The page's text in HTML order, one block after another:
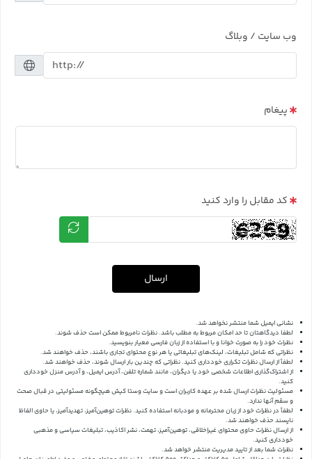
وب سایت / وبلاگ
پیغام
کد مقابل را وارد کنید
ارسال
نشانی ایمیل شما منتشر نخواهد شد.
لطفا دیدگاهتان تا حد امکان مربوط به مطلب باشد. نظرات نامربوط ممکن است حذف شوند.
نظرات خود را به صورت خوانا و با استفاده از زبان فارسی معیار بنویسید.
نظراتی که شامل تبلیغات، لینک‌های تبلیغاتی یا هر نوع محتوای تجاری باشند، حذف خواهند شد.
لطفاً از ارسال نظرات تکراری خودداری کنید. نظراتی که چندین بار ارسال شوند، حذف خواهند شد.
از اشتراک‌گذاری اطلاعات شخصی خود یا دیگران، مانند شماره تلفن، آدرس ایمیل، و آدرس منزل خودداری
کنید.
مسئولیت نظرات ارسال شده بر عهده کاربران است و سایت وستا کیش هیچگونه مسئولیتی در قبال صحت
و سقم آنها ندارد.
لطفاً در نظرات خود از زبان محترمانه و مودبانه استفاده کنید. نظرات توهین‌آمیز، تهدیدآمیز، یا حاوی الفاظ
ناپسند حذف خواهند شد.
از ارسال نظرات حاوی محتوای غیراخلاقی، توهین‌آمیز، تهمت، نشر اکاذیب، تبلیغات سیاسی و مذهبی
خودداری کنید.
نظرات شما بعد از تایید مدیریت منتشر خواهد شد.